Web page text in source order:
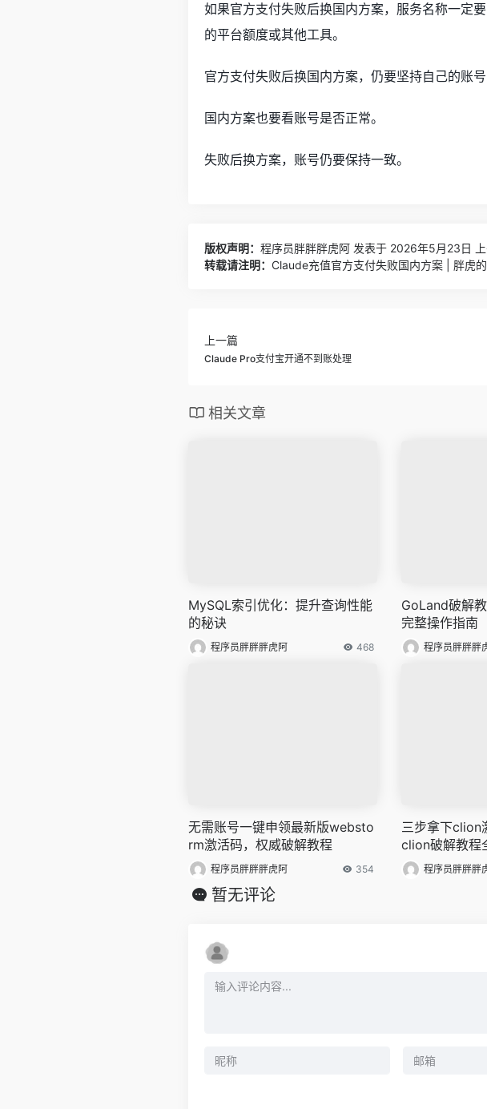
如果官方支付失败后换国内方案，服务名称一定
的平台额度或其他工具。
官方支付失败后换国内方案，仍要坚持自己的账
国内方案也要看账号是否正常。
失败后换方案，账号仍要保持一致。
版权声明： 程序员胖胖胖虎阿 发表于 2026年5月23日 上
转载请注明： Claude充值官方支付失败国内方案 | 胖虎
上一篇
Claude Pro支付宝开通不到账处理
相关文章
MySQL索引优化：提升查询性能
的秘诀
程序员胖胖胖虎阿 468
GoLand破解
完整操作指南
程序员胖胖胖
无需账号一键申领最新版websto
rm激活码，权威破解教程
程序员胖胖胖虎阿 354
三步拿下clion
clion破解教程
程序员胖胖胖
暂无评论